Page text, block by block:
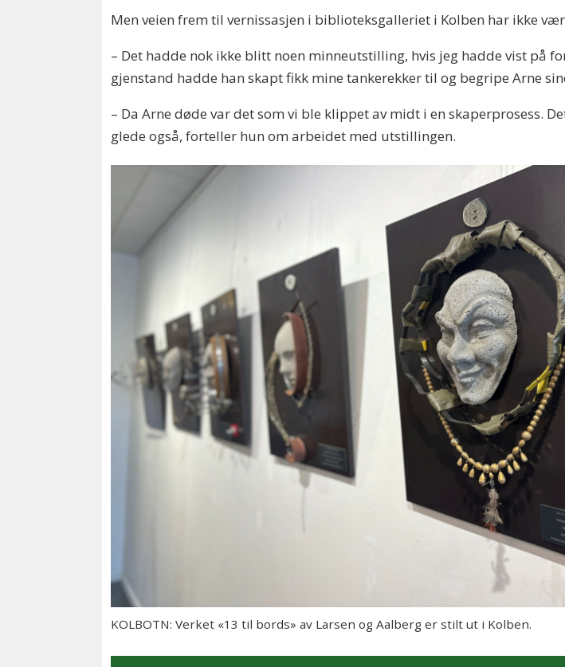
Men veien frem til vernissasjen i biblioteksgalleriet i Kolben har ikke
– Det hadde nok ikke blitt noen minneutstilling, hvis jeg hadde vist på
gjenstand hadde han skapt fikk mine tankerekker til og begripe Arne
– Da Arne døde var det som vi ble klippet av midt i en skaperprosess.
glede også, forteller hun om arbeidet med utstillingen.
KOLBOTN: Verket «13 til bords» av Larsen og Aalberg er stilt ut i Kolben.